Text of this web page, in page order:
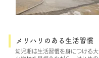
メリハリのある生活習慣
幼児期は生活習慣を身につける大